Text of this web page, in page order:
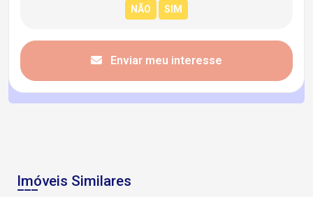
Enviar meu interesse
Imóveis Similares